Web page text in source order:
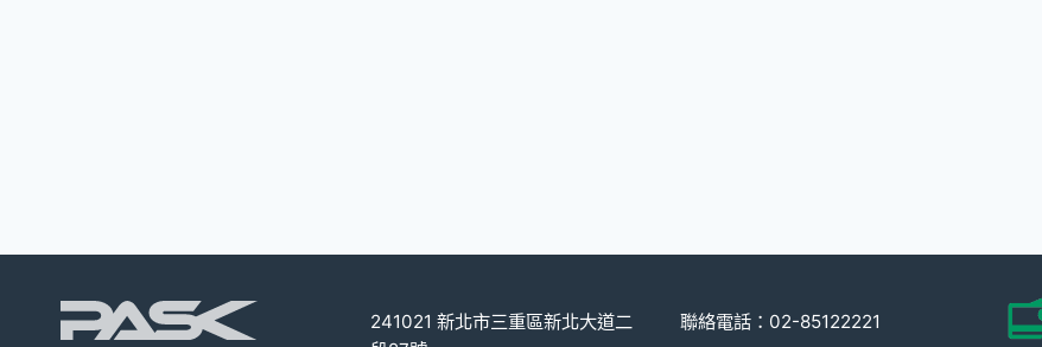
241021 新北市三重區新北大道二
聯絡電話：02-85122221